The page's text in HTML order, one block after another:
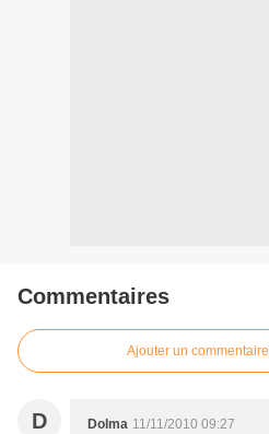
Commentaires
Ajouter un commentaire
D Dolma 11/11/2010 09:27